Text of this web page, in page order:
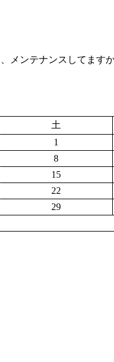
メンテナンスしてます
土
1
8
15
22
29